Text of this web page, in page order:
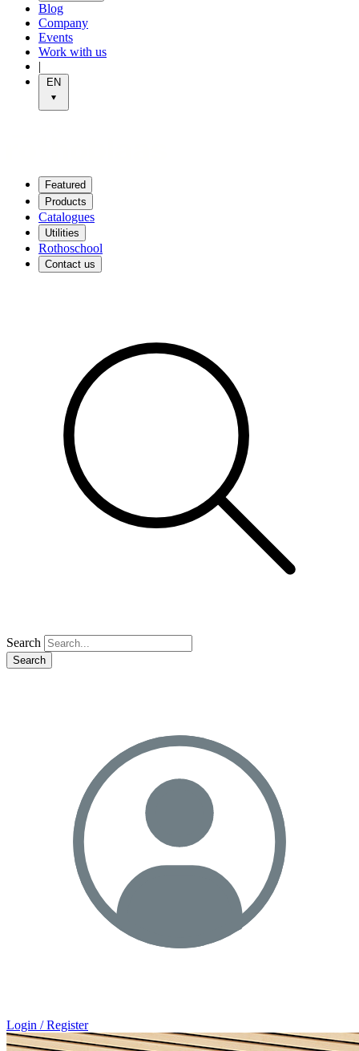
Blog
Company
Events
Work with us
|
EN
Featured
Products
Catalogues
Utilities
Rothoschool
Contact us
Search
Search
Login / Register